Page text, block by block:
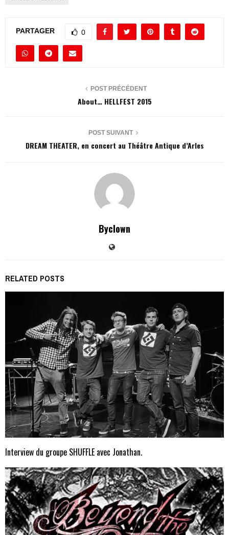
PARTAGER 0
POST PRÉCÉDENT
About… HELLFEST 2015
POST SUIVANT
DREAM THEATER, en concert au Théâtre Antique d’Arles
Byclown
RELATED POSTS
Interview du groupe SHUFFLE avec Jonathan.